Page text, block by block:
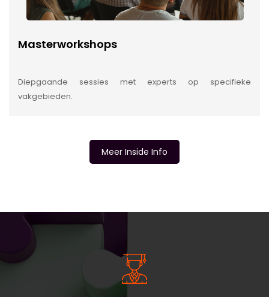
Masterworkshops
Diepgaande sessies met experts op specifieke
vakgebieden.
Meer Inside Info
INSIDE INFORMATIE